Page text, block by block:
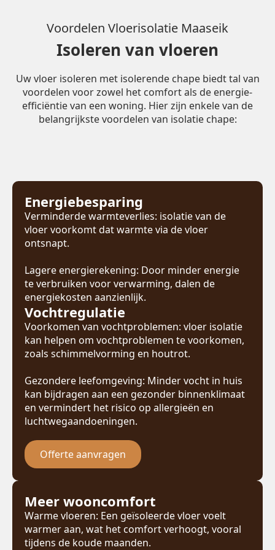
Voordelen Vloerisolatie Maaseik
Isoleren van vloeren
Uw vloer isoleren met isolerende chape biedt tal van
voordelen voor zowel het comfort als de energie-
efficiëntie van een woning. Hier zijn enkele van de
belangrijkste voordelen van isolatie chape:
Energiebesparing
Verminderde warmteverlies: isolatie van de
vloer voorkomt dat warmte via de vloer
ontsnapt.
Lagere energierekening: Door minder energie
te verbruiken voor verwarming, dalen de
energiekosten aanzienlijk.
Vochtregulatie
Voorkomen van vochtproblemen: vloer isolatie
kan helpen om vochtproblemen te voorkomen,
zoals schimmelvorming en houtrot.
Gezondere leefomgeving: Minder vocht in huis
kan bijdragen aan een gezonder binnenklimaat
en vermindert het risico op allergieën en
luchtwegaandoeningen.
Offerte aanvragen
Meer wooncomfort
Warme vloeren: Een geïsoleerde vloer voelt
warmer aan, wat het comfort verhoogt, vooral
tijdens de koude maanden.